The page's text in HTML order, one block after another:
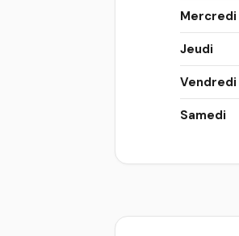
Mercredi
Jeudi
Vendredi
Samedi